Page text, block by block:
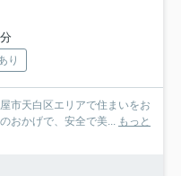
り
市天白区エリアで住まいをお
おかげで、安全で美... もっと